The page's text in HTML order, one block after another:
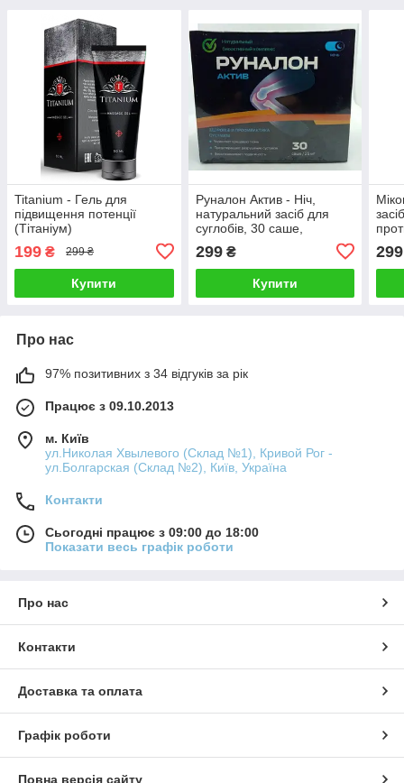
Titanium - Гель для
підвищення потенції
(Тітаніум)
199 ₴ 299 ₴
Купити
Руналон Актив - Ніч,
натуральний засіб для
суглобів, 30 саше,
299₴
Купити
дії,
299
Про нас
97% позитивних з 34 відгуків за рік
Працює з 09.10.2013
м. Київ
ул.Николая Хвылевого (Склад №1), Кривой Рог -
ул.Болгарская (Склад №2), Київ, Україна
Контакти
Сьогодні працює з 09:00 до 18:00
Показати весь графік роботи
Про нас
Контакти
Доставка та оплата
Графік роботи
Повна версія сайту